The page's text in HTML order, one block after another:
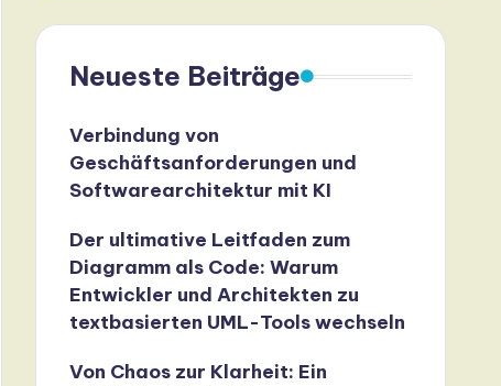
Neueste Beiträge
Verbindung von
Geschäftsanforderungen und
Softwarearchitektur mit KI
Der ultimative Leitfaden zum
Diagramm als Code: Warum
Entwickler und Architekten zu
textbasierten UML-Tools wechseln
Von Chaos zur Klarheit: Ein